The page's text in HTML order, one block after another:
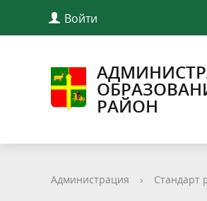
Войти
РАЙОН
Администрация › Стандарт